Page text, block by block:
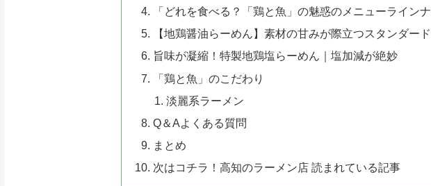
「どれを食べる？「鶏と魚」の魅惑のメニューライン
【地鶏醤油らーめん】素材の甘みが際立つスタンダー
旨味が凝縮！特製地鶏塩らーめん｜塩加減が絶妙
「鶏と魚」のこだわり
淡麗系ラーメン
Q＆Aよくある質問
まとめ
次はコチラ！高知のラーメン店 読まれている記事